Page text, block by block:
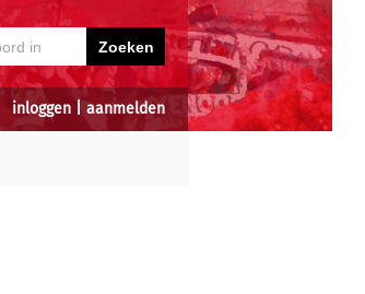
inloggen aanmelden